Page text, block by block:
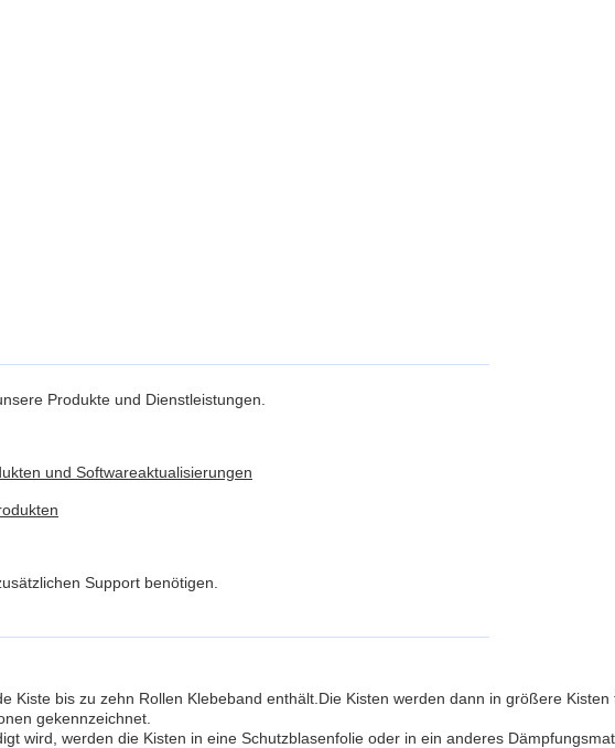
Produkte und Dienstleistungen.
und Softwareaktualisierungen
Support benötigen.
Kiste bis zu zehn Rollen Klebeband enthält.Die Kisten werden dann in größere
gekennzeichnet.
wird, werden die Kisten in eine Schutzblasenfolie oder in ein anderes